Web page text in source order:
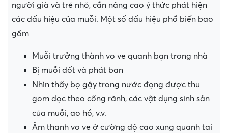
người già và trẻ nhỏ, cần nâng cao ý thức phát hiện
các dấu hiệu của muỗi. Một số dấu hiệu phổ biến bao
gồm
Muỗi trưởng thành vo ve quanh bạn trong nhà
Bị muỗi đốt và phát ban
Nhìn thấy bọ gậy trong nước đọng được thu
gom dọc theo cống rãnh, các vật dụng sinh sản
của muỗi, ao hồ, v.v.
Âm thanh vo ve ở cường độ cao xung quanh tai